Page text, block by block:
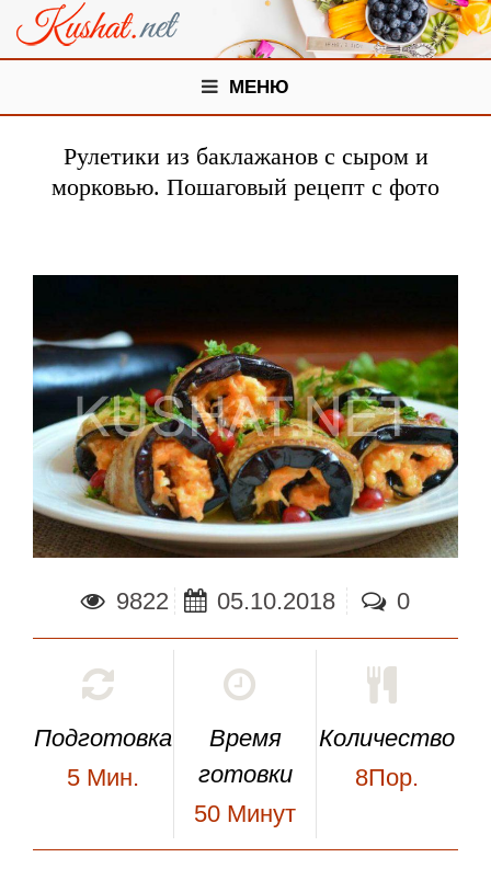
МЕНЮ
Рулетики из баклажанов с сыром и
морковью. Пошаговый рецепт с фото
9822 05.10.2018 0
Подготовка
5 Мин.
Время
готовки
50 Минут
Количество
8Пор.